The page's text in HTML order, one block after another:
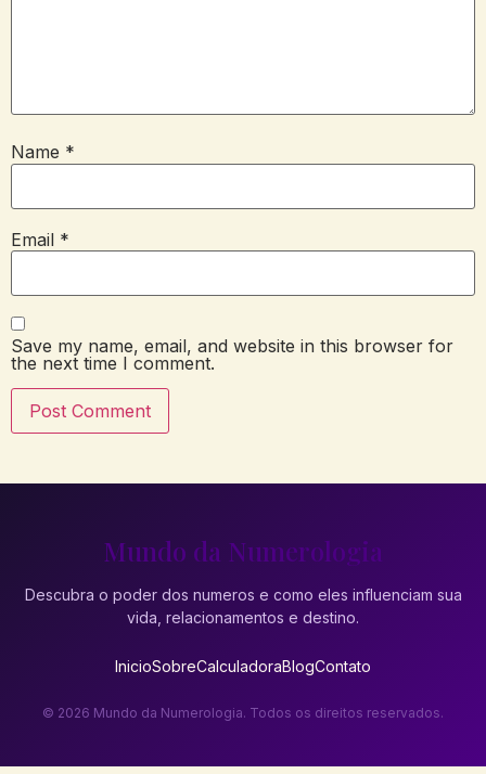
Name *
Email *
Save my name, email, and website in this browser for
the next time I comment.
Mundo da Numerologia
Descubra o poder dos numeros e como eles influenciam sua
vida, relacionamentos e destino.
InicioSobreCalculadoraBlogContato
© 2026 Mundo da Numerologia. Todos os direitos reservados.